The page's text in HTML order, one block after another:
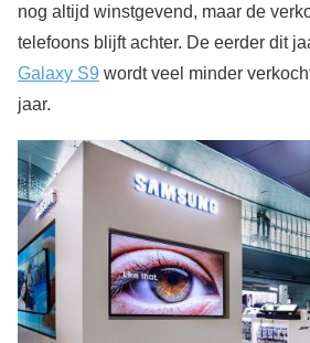
nog altijd winstgevend, maar de
telefoons blijft achter. De eerder dit
Galaxy S9 wordt veel minder
jaar.